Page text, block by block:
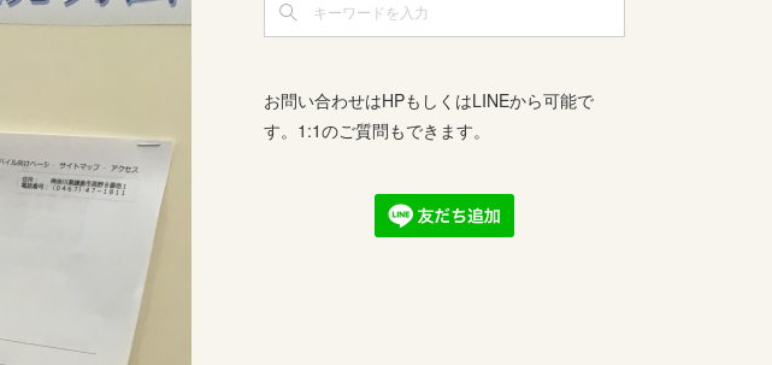
お問い合わせはHPもしくはLINEから可能で
す。1:1のご質問もできます。